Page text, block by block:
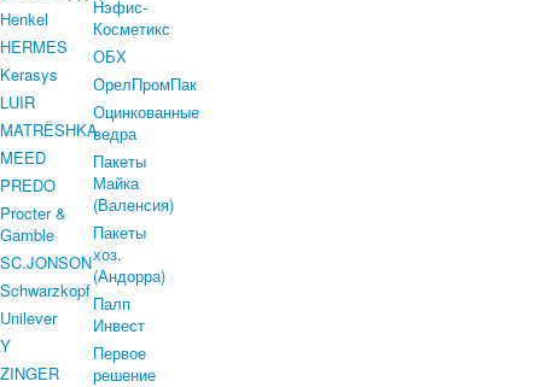
Henkel
HERMES
Kerasys
LUIR
MATRЁSHKA
MEED
PREDO
Procter &
Gamble
SC.JONSON
Schwarzkopf
Unilever
Y
ZINGER
Нэфис-
Косметикс
ОБХ
ОрелПромПак
Оцинкованные
ведра
Пакеты
Майка
(Валенсия)
Пакеты
хоз.
(Андорра)
Палп
Инвест
Первое
решение